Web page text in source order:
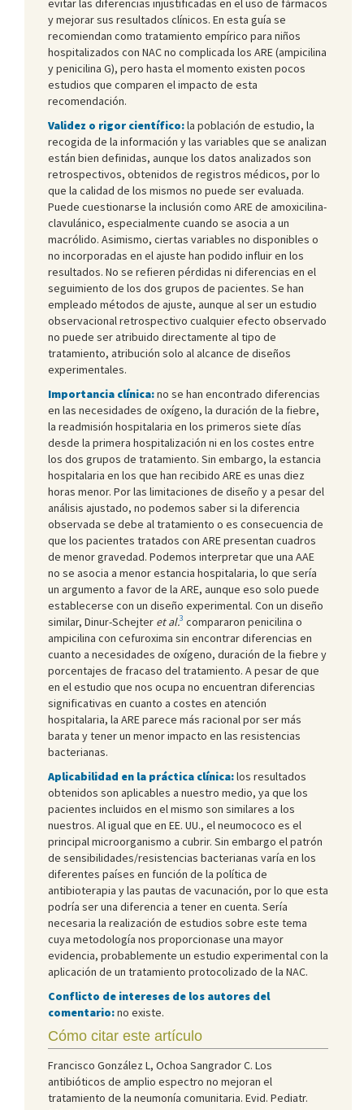
y mejorar sus resultados clínicos. En esta guía se
recomiendan como tratamiento empírico para niños
hospitalizados con NAC no complicada los ARE (ampicilina
y penicilina G), pero hasta el momento existen pocos
estudios que comparen el impacto de esta
recomendación.
Validez o rigor científico:la población de estudio, la
recogida de la información y las variables que se analizan
están bien definidas, aunque los datos analizados son
retrospectivos, obtenidos de registros médicos, por lo
que la calidad de los mismos no puede ser evaluada.
Puede cuestionarse la inclusión como ARE de amoxicilina-
clavulánico, especialmente cuando se asocia a un
macrólido. Asimismo, ciertas variables no disponibles o
no incorporadas en el ajuste han podido influir en los
resultados. No se refieren pérdidas ni diferencias en el
seguimiento de los dos grupos de pacientes. Se han
empleado métodos de ajuste, aunque al ser un estudio
observacional retrospectivo cualquier efecto observado
no puede ser atribuido directamente al tipo de
tratamiento, atribución solo al alcance de diseños
experimentales.
Importancia clínica:no se han encontrado diferencias
en las necesidades de oxígeno, la duración de la fiebre,
la readmisión hospitalaria en los primeros siete días
desde la primera hospitalización ni en los costes entre
los dos grupos de tratamiento. Sin embargo, la estancia
hospitalaria en los que han recibido ARE es unas diez
horas menor. Por las limitaciones de diseño y a pesar del
análisis ajustado, no podemos saber si la diferencia
observada se debe al tratamiento o es consecuencia de
que los pacientes tratados con ARE presentan cuadros
de menor gravedad. Podemos interpretar que una AAE
no se asocia a menor estancia hospitalaria, lo que sería
un argumento a favor de la ARE, aunque eso solo puede
establecerse con un diseño experimental. Con un diseño
similar, Dinur-Schejter et al.3 compararon penicilina o
ampicilina con cefuroxima sin encontrar diferencias en
cuanto a necesidades de oxígeno, duración de la fiebre y
porcentajes de fracaso del tratamiento. A pesar de que
en el estudio que nos ocupa no encuentran diferencias
significativas en cuanto a costes en atención
hospitalaria, la ARE parece más racional por ser más
barata y tener un menor impacto en las resistencias
bacterianas.
Aplicabilidad en la práctica clínica:los resultados
obtenidos son aplicables a nuestro medio, ya que los
pacientes incluidos en el mismo son similares a los
nuestros. Al igual que en EE. UU., el neumococo es el
principal microorganismo a cubrir. Sin embargo el patrón
de sensibilidades/resistencias bacterianas varía en los
diferentes países en función de la política de
antibioterapia y las pautas de vacunación, por lo que esta
podría ser una diferencia a tener en cuenta. Sería
necesaria la realización de estudios sobre este tema
cuya metodología nos proporcionase una mayor
evidencia, probablemente un estudio experimental con la
aplicación de un tratamiento protocolizado de la NAC.
Conflicto de intereses de los autores del
comentario:no existe.
Cómo citar este artículo
Francisco González L, Ochoa Sangrador C. Los
antibióticos de amplio espectro no mejoran el
tratamiento de la neumonía comunitaria. Evid. Pediatr.